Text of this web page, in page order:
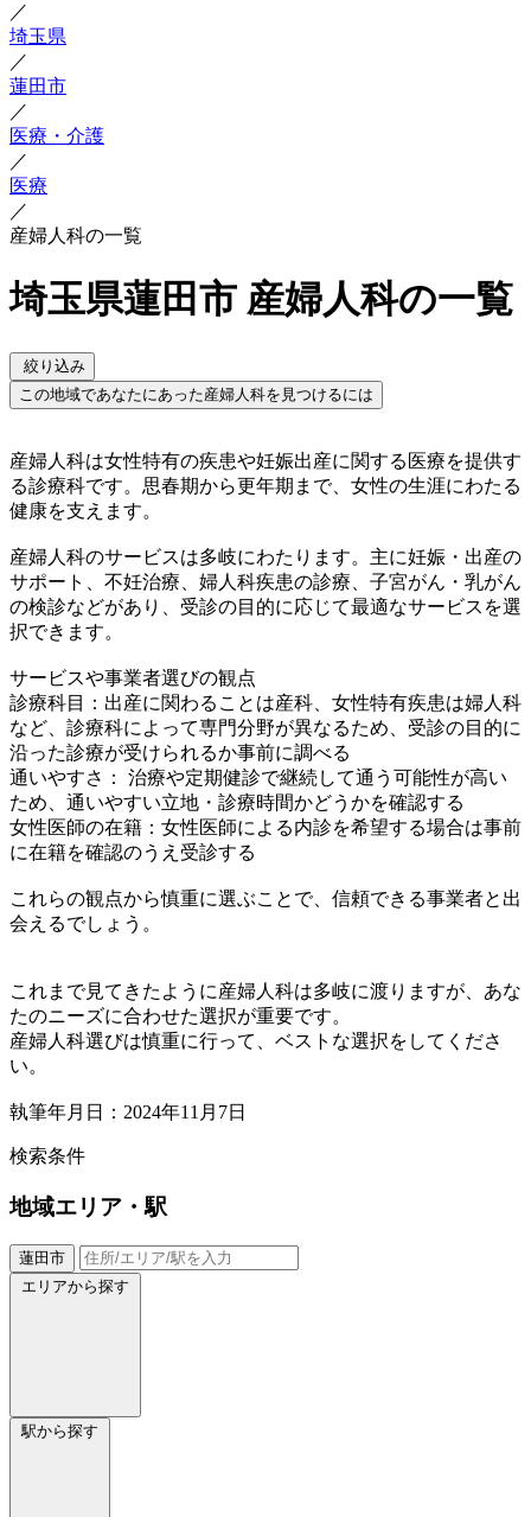
／
埼玉県
／
蓮田市
／
医療・介護
／
医療
／
産婦人科の一覧
埼玉県蓮田市 産婦人科の一覧
絞り込み
この地域であなたにあった産婦人科を見つけるには
産婦人科は女性特有の疾患や妊娠出産に関する医療を提供す
る診療科です。思春期から更年期まで、女性の生涯にわたる
健康を支えます。
産婦人科のサービスは多岐にわたります。主に妊娠・出産の
サポート、不妊治療、婦人科疾患の診療、子宮がん・乳がん
の検診などがあり、受診の目的に応じて最適なサービスを選
択できます。
サービスや事業者選びの観点
診療科目：出産に関わることは産科、女性特有疾患は婦人科
など、診療科によって専門分野が異なるため、受診の目的に
沿った診療が受けられるか事前に調べる
通いやすさ： 治療や定期健診で継続して通う可能性が高い
ため、通いやすい立地・診療時間かどうかを確認する
女性医師の在籍：女性医師による内診を希望する場合は事前
に在籍を確認のうえ受診する
これらの観点から慎重に選ぶことで、信頼できる事業者と出
会えるでしょう。
これまで見てきたように産婦人科は多岐に渡りますが、あな
たのニーズに合わせた選択が重要です。
産婦人科選びは慎重に行って、ベストな選択をしてくださ
い。
執筆年月日：2024年11月7日
検索条件
地域エリア・駅
蓮田市
エリアから探す
駅から探す